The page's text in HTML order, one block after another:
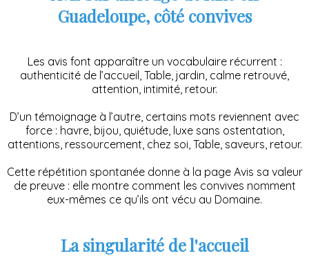
Guadeloupe, côté convives
Les avis font apparaître un vocabulaire récurrent :
authenticité de l’accueil, Table, jardin, calme retrouvé,
attention, intimité, retour.
D’un témoignage à l’autre, certains mots reviennent avec
force : havre, bijou, quiétude, luxe sans ostentation,
attentions, ressourcement, chez soi, Table, saveurs, retour.
Cette répétition spontanée donne à la page Avis sa valeur
de preuve : elle montre comment les convives nomment
eux-mêmes ce qu’ils ont vécu au Domaine.
La singularité de l'accueil